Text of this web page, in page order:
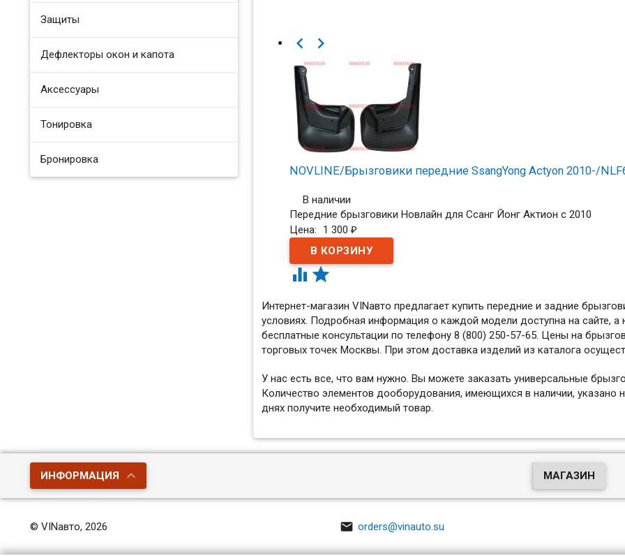
Защиты
Дефлекторы окон и капота
Аксессуары
Тонировка
Бронировка
 
NOVLINE/Брызговики передние SsangYong Actyon 2010-/
В наличии
Передние брызговики Новлайн для Ссанг Йонг Актион с 2010
Цена:
1 300 ₽
 
Интернет-магазин VINавто предлагает купить передние и задние
условиях. Подробная информация о каждой модели доступна на сайте,
бесплатные консультации по телефону 8 (800) 250-57-65. Цены на
торговых точек Москвы. При этом доставка изделий из каталога
У нас есть все, что вам нужно. Вы можете заказать универсальные
Количество элементов дооборудования, имеющихся в наличии, указано
днях получите необходимый товар.
ИНФОРМАЦИЯ МАГАЗИН
© VINавто, 2026  orders@vinauto.su